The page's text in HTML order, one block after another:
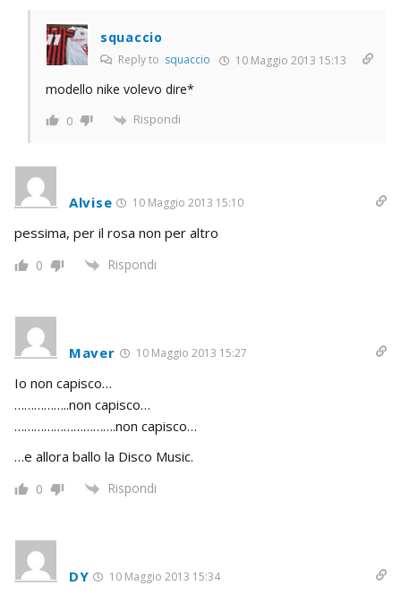
squaccio
Reply to squaccio 10 Maggio 2013 15:13
modello nike volevo dire*
0 Rispondi
Alvise 10 Maggio 2013 15:10
pessima, per il rosa non per altro
0 Rispondi
Maver 10 Maggio 2013 15:27
Io non capisco…
……………..non capisco…
………………………….non capisco…
…e allora ballo la Disco Music.
0 Rispondi
DY 10 Maggio 2013 15:34